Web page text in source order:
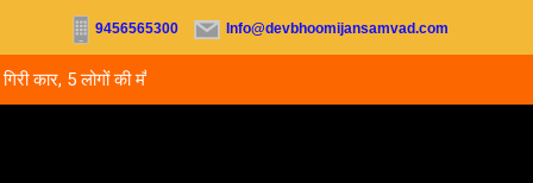
9456565300 Info@devbhoomijansamvad.com
की मौत.. घायल बच्चे
जमा; जानें पूरी काउंसलिंग शेड्यूल